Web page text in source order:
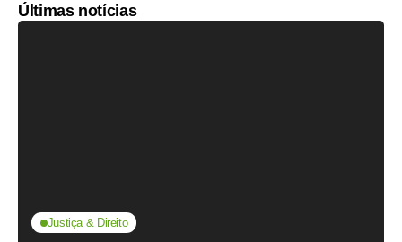
Últimas notícias
Justiça & Direito